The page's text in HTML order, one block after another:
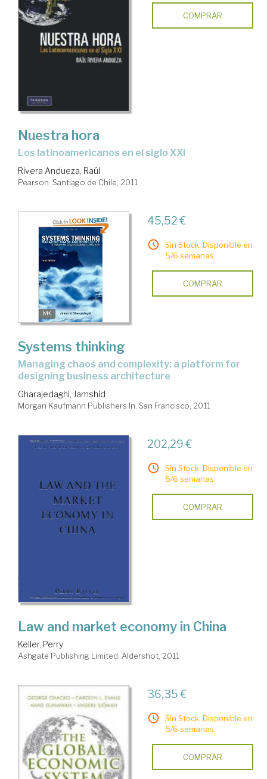
COMPRAR
Nuestra hora
los latinoamericanos en el siglo XXI
Rivera Andueza, Raúl
Pearson. Santiago de Chile, 2011
45,52 €
Sin Stock. Disponible en
5/6 semanas.
COMPRAR
Systems thinking
managing chaos and complexity: a platform for
designing business architecture
Gharajedaghi, Jamshid
Morgan Kaufmann Publishers In. San Francisco, 2011
202,29 €
Sin Stock. Disponible en
5/6 semanas.
COMPRAR
Law and market economy in China
Keller, Perry
Ashgate Publishing Limited. Aldershot, 2011
36,35 €
Sin Stock. Disponible en
5/6 semanas.
COMPRAR